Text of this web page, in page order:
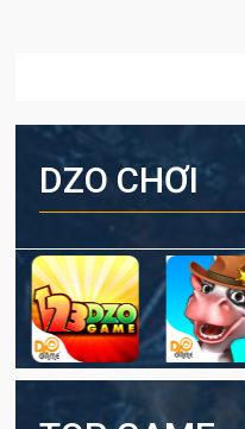
DZO CHƠI